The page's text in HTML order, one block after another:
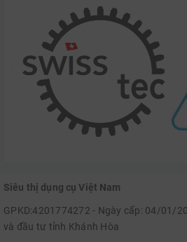
Siêu thị dụng cụ Việt Nam
GPKD:4201774272 - Ngày cấp: 04/01/
và đầu tư tỉnh Khánh Hòa